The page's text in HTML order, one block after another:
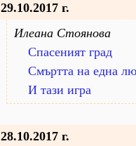
29.10.2017 г.
Илеана Стоянова
Спасеният град
Смъртта на една
И тази игра
28.10.2017 г.